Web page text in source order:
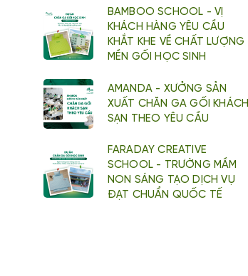
BAMBOO SCHOOL - VỊ
KHÁCH HÀNG YÊU CẦU
KHẮT KHE VỀ CHẤT LƯỢNG
MỀN GỐI HỌC SINH
AMANDA - XƯỞNG SẢN
XUẤT CHĂN GA GỐI KHÁCH
SẠN THEO YÊU CẦU
FARADAY CREATIVE
SCHOOL - TRƯỜNG MẦM
NON SÁNG TẠO DỊCH VỤ
ĐẠT CHUẨN QUỐC TẾ